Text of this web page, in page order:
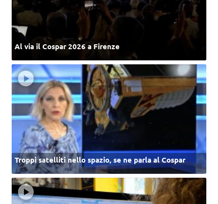
Al via il Cospar 2026 a Firenze
Troppi satelliti nello spazio, se ne parla al Cospar